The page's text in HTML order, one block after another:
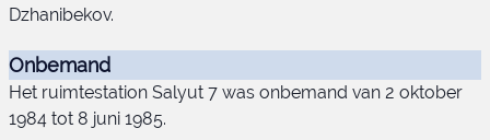
Dzhanibekov.
Onbemand
Het ruimtestation Salyut 7 was onbemand van 2 oktober
1984 tot 8 juni 1985.